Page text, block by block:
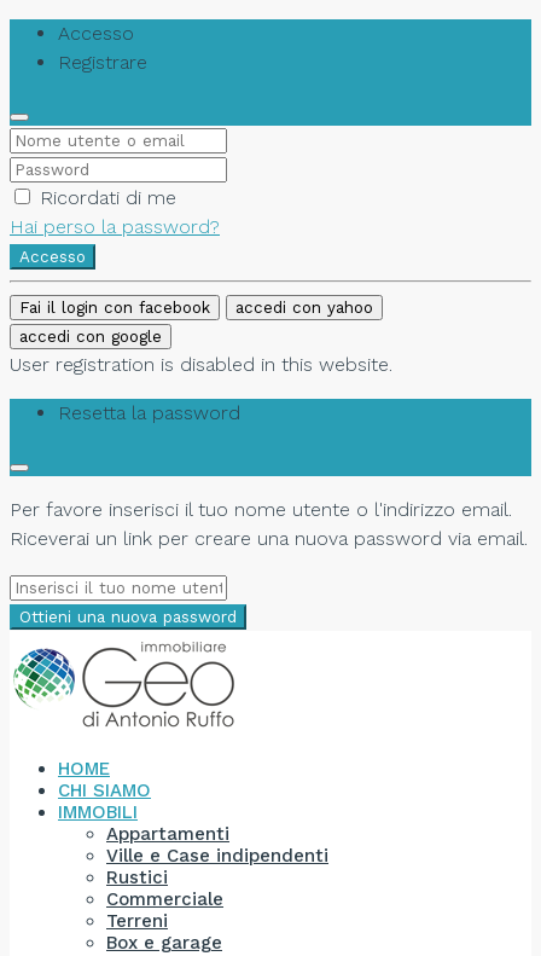
Accesso
Registrare
Ricordati di me
Hai perso la password?
Accesso
Fai il login con facebook
accedi con yahoo
accedi con google
User registration is disabled in this website.
Resetta la password
Per favore inserisci il tuo nome utente o l'indirizzo email.
Riceverai un link per creare una nuova password via email.
Ottieni una nuova password
HOME
CHI SIAMO
IMMOBILI
Appartamenti
Ville e Case indipendenti
Rustici
Commerciale
Terreni
Box e garage